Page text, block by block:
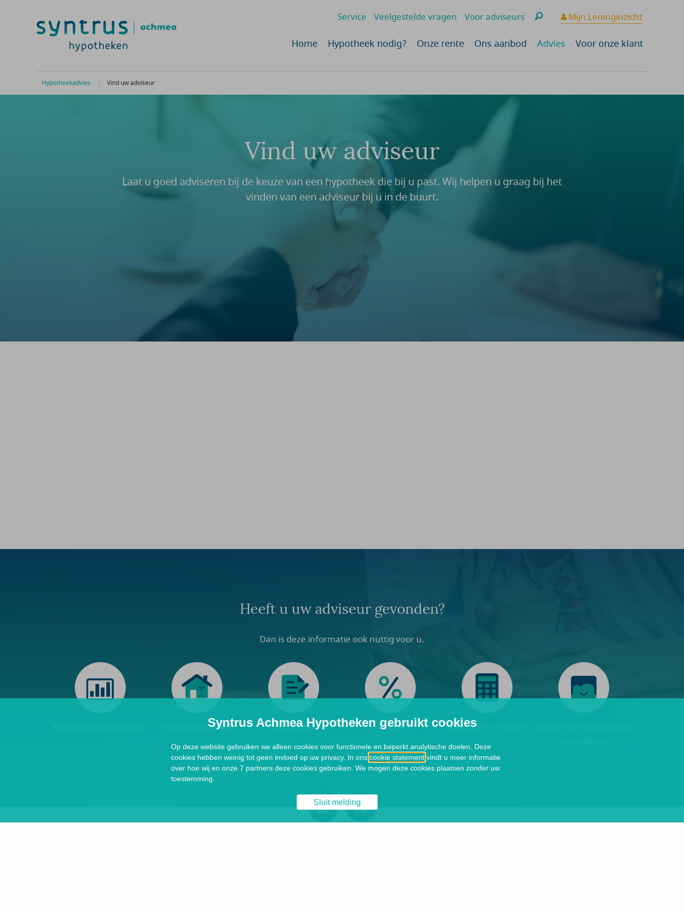
Service Veelgestelde vragen Voor adviseurs Mijn Leninginzicht
Home Hypotheek nodig? Onze rente Ons aanbod Advies Voor onze klant
Hypotheekadvies Vind uw adviseur
Vind uw adviseur
Laat u goed adviseren bij de keuze van een hypotheek die bij u past. Wij helpen u graag bij het
vinden van een adviseur bij u in de buurt.
Heeft u uw adviseur gevonden?
Dan is deze informatie ook nuttig voor u.
Hypotheek nodig? Ons aanbod Rente Wat kunt u lenen?
Syntrus Achmea Hypotheken gebruikt cookies
Op deze website gebruiken we alleen cookies voor functionele en beperkt analytische doelen. Deze
cookies hebben weinig tot geen invloed op uw privacy. In ons cookie statement vindt u meer informatie
over hoe wij en onze 7 partners deze cookies gebruiken. We mogen deze cookies plaatsen zonder uw
toestemming.
Sluit melding